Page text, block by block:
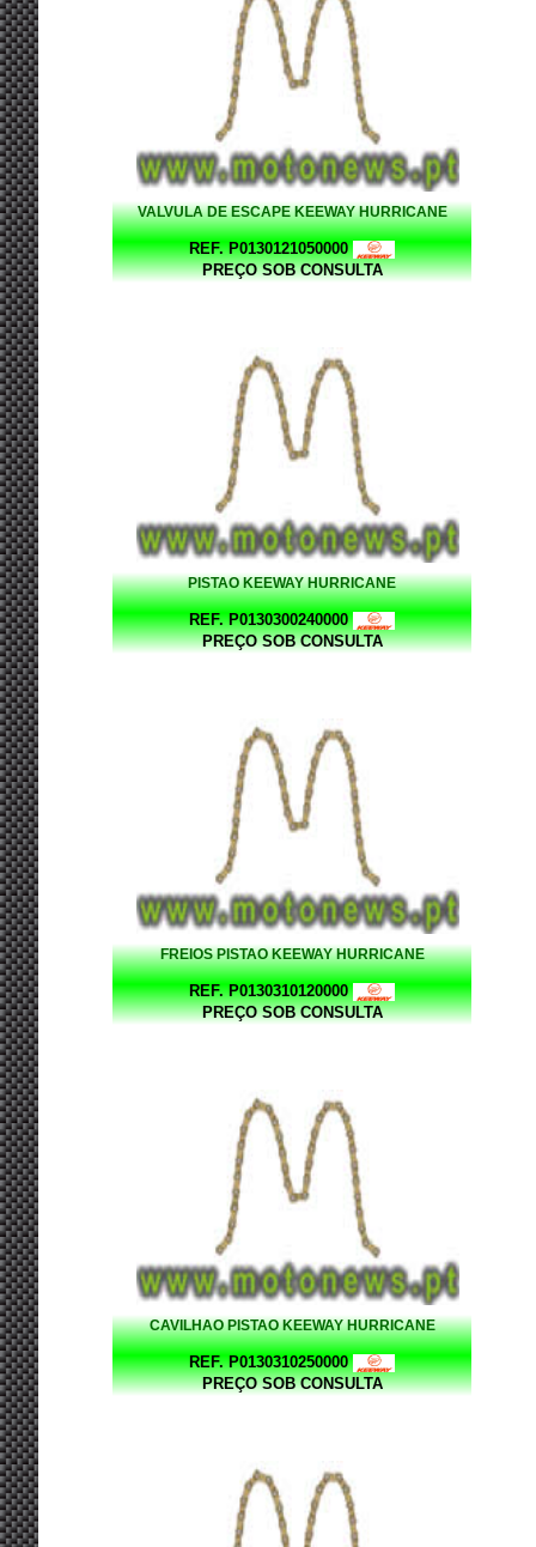
VALVULA DE ESCAPE KEEWAY HURRICANE
REF. P0130121050000
PREÇO SOB CONSULTA
PISTAO KEEWAY HURRICANE
REF. P0130300240000
PREÇO SOB CONSULTA
FREIOS PISTAO KEEWAY HURRICANE
REF. P0130310120000
PREÇO SOB CONSULTA
CAVILHAO PISTAO KEEWAY HURRICANE
REF. P0130310250000
PREÇO SOB CONSULTA